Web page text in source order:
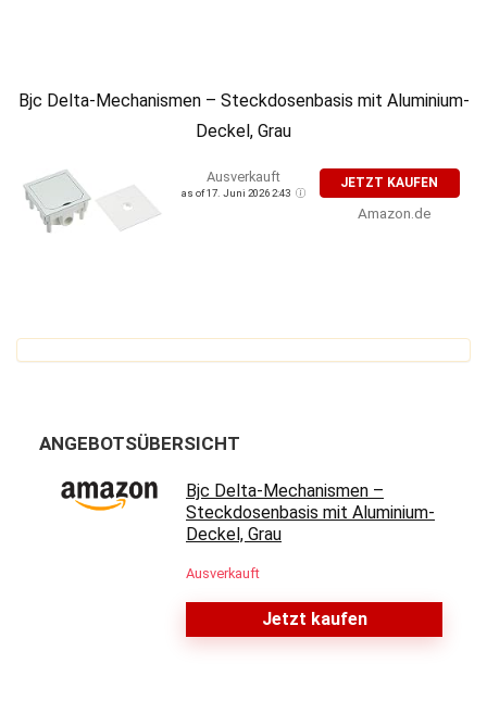
Bjc Delta-Mechanismen – Steckdosenbasis mit Aluminium-
Deckel, Grau
Ausverkauft
as of 17. Juni 2026 2:43
JETZT KAUFEN
Amazon.de
ANGEBOTSÜBERSICHT
Bjc Delta-Mechanismen –
Steckdosenbasis mit Aluminium-
Deckel, Grau
Ausverkauft
Jetzt kaufen